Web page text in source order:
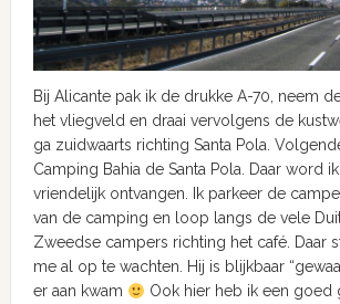
Bij Alicante pak ik de drukke A-70, neem
het vliegveld en draai vervolgens de
ga zuidwaarts richting Santa Pola.
Camping Bahia de Santa Pola. Daar word
vriendelijk ontvangen. Ik parkeer de
van de camping en loop langs de vele
Zweedse campers richting het café. Daar
me al op te wachten. Hij is blijkbaar
er aan kwam
Ook hier heb ik een goed